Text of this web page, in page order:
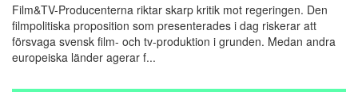
Film&TV-Producenterna riktar skarp kritik mot regeringen. Den
filmpolitiska proposition som presenterades i dag riskerar att
försvaga svensk film- och tv-produktion i grunden. Medan andra
europeiska länder agerar f...